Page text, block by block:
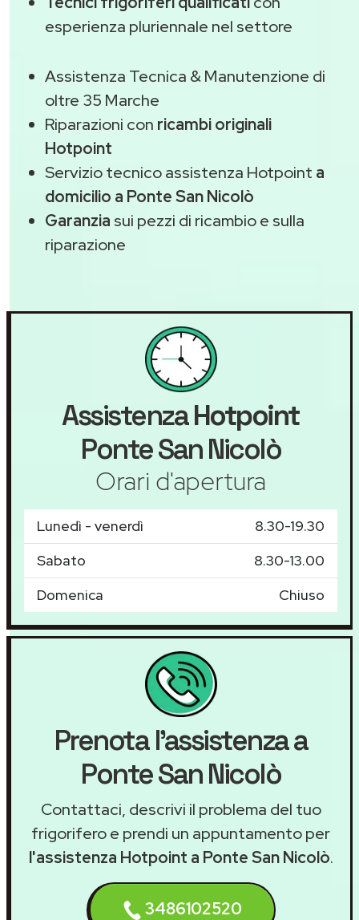
esperienza pluriennale nel settore
Assistenza Tecnica & Manutenzione di
oltre 35 Marche
Riparazioni con ricambi originali
Hotpoint
Servizio tecnico assistenza Hotpoint a
domicilio a Ponte San Nicolò
Garanzia sui pezzi di ricambio e sulla
riparazione
AssistenzaHotpoint
Ponte San Nicolò
Orari d'apertura
Lunedì - venerdì
8.30-19.30
Sabato
8.30-13.00
Domenica
Chiuso
Prenota l'assistenza a
Ponte San Nicolò
Contattaci, descrivi il problema del tuo
frigorifero e prendi un appuntamento per
l'assistenza Hotpoint a Ponte San Nicolò.
3486102520